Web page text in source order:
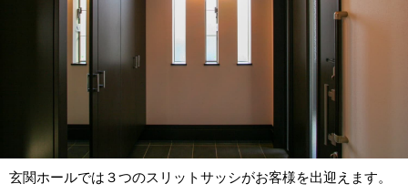
玄関ホールでは３つのスリットサッシがお客様を出迎えます。